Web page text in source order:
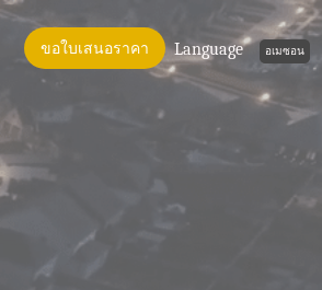
ขอใบเสนอราคา Language อเมซอน